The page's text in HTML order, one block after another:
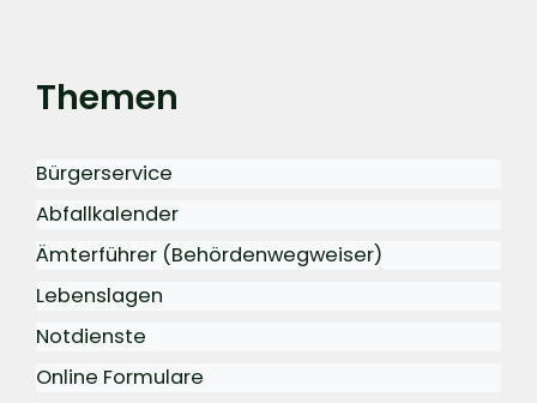
Themen
Bürgerservice
Abfallkalender
Ämterführer (Behördenwegweiser)
Lebenslagen
Notdienste
Online Formulare